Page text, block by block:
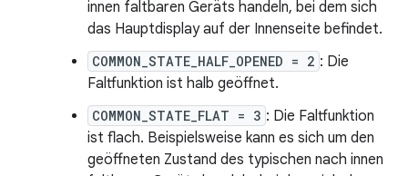
innen faltbaren Geräts handeln, bei dem sich
das Hauptdisplay auf der Innenseite befindet.
COMMON_STATE_HALF_OPENED = 2 : Die
Faltfunktion ist halb geöffnet.
COMMON_STATE_FLAT = 3 : Die Faltfunktion
ist flach. Beispielsweise kann es sich um den
geöffneten Zustand des typischen nach innen